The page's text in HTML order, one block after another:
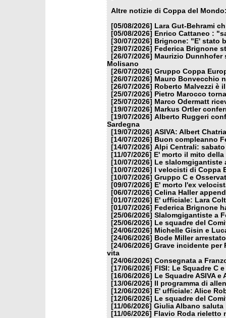
Altre notizie di Coppa del
[05/08/2026]
Lara Gut-Behrami
[05/08/2026]
Enrico Cattaneo :
[30/07/2026]
Brignone: "E' stato
[29/07/2026]
Federica Brignone
[26/07/2026] Maurizio Dunnhofer
Molisano
[26/07/2026] Gruppo Coppa
[26/07/2026] Mauro Bonvecchio
[26/07/2026]
Roberto Malvezzi è
[25/07/2026]
Pietro Marocco
[25/07/2026] Marco Odermatt
[19/07/2026] Markus Ortler
[19/07/2026] Alberto Ruggeri
Sardegna
[19/07/2026] ASIVA: Albert
[14/07/2026]
Buon compleanno
[14/07/2026] Alpi Centrali:
[11/07/2026]
E' morto il mito
[10/07/2026]
Le
[10/07/2026]
I velocisti di Coppa
[10/07/2026] Gruppo C e
[09/07/2026]
E' morto l'ex
[06/07/2026] Celina Haller
[01/07/2026]
E' ufficiale: Lara
[01/07/2026]
Federica Brignone
[25/06/2026] Slalomgigantiste a
[25/06/2026]
Le squadre del
[24/06/2026] Michelle Gisin e
[24/06/2026]
Bode Miller
[24/06/2026] Grave incidente per
vita
[24/06/2026] Consegnata a
[17/06/2026]
FISI: Le Squadre C
[16/06/2026]
Le Squadre ASIVA
[13/06/2026]
Il programma di
[12/06/2026]
E' ufficiale: Alice
[12/06/2026]
Le squadre del
[11/06/2026] Giulia Albano saluta
[11/06/2026]
Flavio Roda rieletto